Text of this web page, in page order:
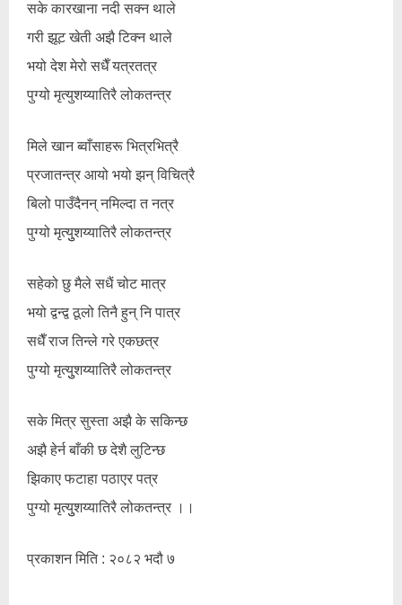
सके कारखाना नदी सक्न थाले
गरी झूट खेती अझै टिक्न थाले
भयो देश मेरो सधैँ यत्रतत्र
पुग्यो मृत्युशय्यातिरै लोकतन्त्र
मिले खान ब्वाँसाहरू भित्रभित्रै
प्रजातन्त्र आयो भयो झन् विचित्रै
बिलो पाउँदैनन् नमिल्दा त नत्र
पुग्यो मृत्युुशय्यातिरै लोकतन्त्र
सहेको छु मैले सधैं चोट मात्र
भयो द्वन्द्व ठूलो तिनै हुन् नि पात्र
सधैँ राज तिन्ले गरे एकछत्र
पुग्यो मृत्युुशय्यातिरै लोकतन्त्र
सके मित्र सुस्ता अझै के सकिन्छ
अझै हेर्न बाँकी छ देशै लुटिन्छ
झिकाए फटाहा पठाएर पत्र
पुग्यो मृत्युुशय्यातिरै लोकतन्त्र ।।
प्रकाशन मिति : २०८२ भदौ ७